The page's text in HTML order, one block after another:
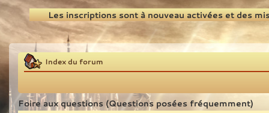
Recherche
Les inscriptions sont à nouveau activées et des
Index du forum
Foire aux questions (Questions posées fréquemment)